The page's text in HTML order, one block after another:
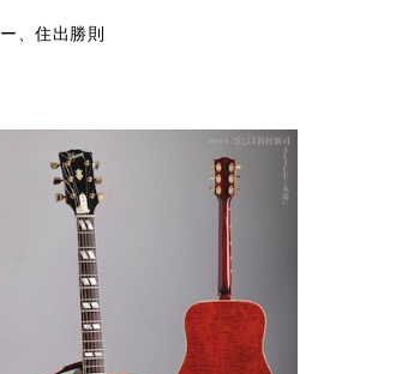
、住出勝則